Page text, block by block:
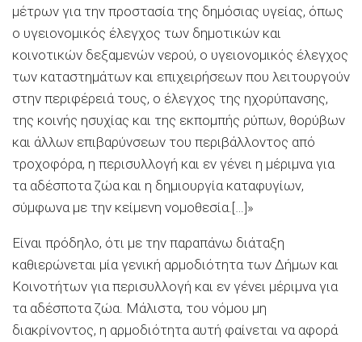
μέτρων για την προστασία της δημόσιας υγείας, όπως
ο υγειονομικός έλεγχος των δημοτικών και
κοινοτικών δεξαμενών νερού, ο υγειονομικός έλεγχος
των καταστημάτων και επιχειρήσεων που λειτουργούν
στην περιφέρειά τους, ο έλεγχος της ηχορύπανσης,
της κοινής ησυχίας και της εκπομπής ρύπων, θορύβων
και άλλων επιβαρύνσεων του περιβάλλοντος από
τροχοφόρα, η περισυλλογή και εν γένει η μέριμνα για
τα αδέσποτα ζώα και η δημιουργία καταφυγίων,
σύμφωνα με την κείμενη νομοθεσία.[…]»
Είναι πρόδηλο, ότι με την παραπάνω διάταξη
καθιερώνεται μία γενική αρμοδιότητα των Δήμων και
Κοινοτήτων για περισυλλογή και εν γένει μέριμνα για
τα αδέσποτα ζώα. Μάλιστα, του νόμου μη
διακρίνοντος, η αρμοδιότητα αυτή φαίνεται να αφορά